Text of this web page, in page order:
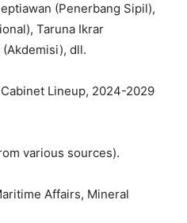
(Penerbang Sipil),
Taruna Ikrar
dll.
Lineup, 2024-2029
various sources).
Affairs, Mineral